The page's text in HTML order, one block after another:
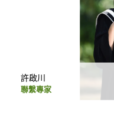
許啟川
聯繫專家